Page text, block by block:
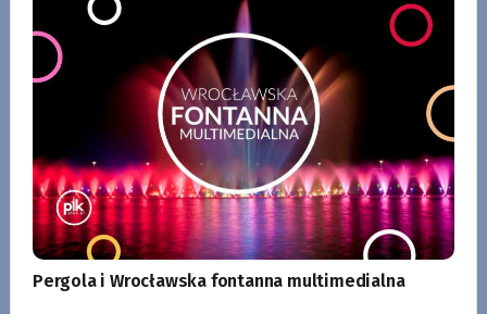
Pergola i Wrocławska fontanna multimedialna